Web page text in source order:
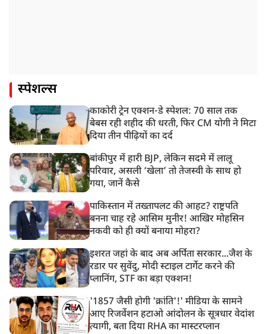
स्पेशल्स
काकोरी ट्रेन एक्शन-डे स्पेशल: 70 साल तक
बेबस रही शहीद की धरती, फिर CM योगी ने मिटा
दिया तीन पीढ़ियों का दर्द
बांकीपुर में हारी BJP, लेकिन सदमे में लालू
परिवार, असली ‘खेला’ तो तेजस्वी के साथ हो
गया, जानें कैसे
पाकिस्तान में तख्तापलट की आहट? राष्ट्रपति
बनना चाह रहे आसिम मुनीर! आखिर मोहसिन
नकवी को ही क्यों बनाया मोहरा?
इशरत जहां के बाद अब अर्पिता सरकार...जैश के
रडार पर सुवेंदु, मोदी स्टाइल टार्गेट करने की
प्लानिंग, STF का बड़ा एक्शन!
'1857 जैसी होगी 'क्रांति'!' मीडिया के सामने
आए रिजर्वेशन हटाओ आंदोलन के सूत्रधार वेदांश
त्यागी, बता दिया RHA का मास्टरप्लान